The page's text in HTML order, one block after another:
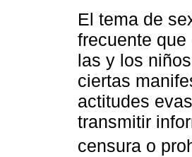
El tema de
frecuente
las y los
ciertas
actitudes
transmitir
censura o